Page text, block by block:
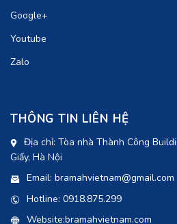
Google+
Youtube
Zalo
THÔNG TIN LIÊN HỆ
Địa chỉ: Tòa nhà Thành Công
Giấy, Hà Nội
Email: bramahvietnam@gmail.com
Hotline: 0918.875.299
Website:bramahvietnam.com